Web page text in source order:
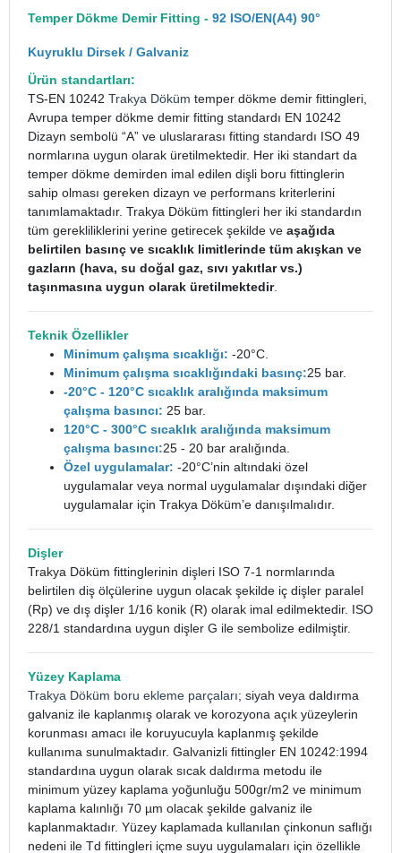
Temper Dökme Demir Fitting - 92 ISO/EN(A4) 90°
Kuyruklu Dirsek / Galvaniz
Ürün standartları:
TS-EN 10242 Trakya Döküm temper dökme demir fittingleri,
Avrupa temper dökme demir fitting standardı EN 10242
Dizayn sembolü “A” ve uluslararası fitting standardı ISO 49
normlarına uygun olarak üretilmektedir. Her iki standart da
temper dökme demirden imal edilen dişli boru fittinglerin
sahip olması gereken dizayn ve performans kriterlerini
tanımlamaktadır. Trakya Döküm fittingleri her iki standardın
tüm gerekliliklerini yerine getirecek şekilde ve aşağıda
belirtilen basınç ve sıcaklık limitlerinde tüm akışkan ve
gazların (hava, su doğal gaz, sıvı yakıtlar vs.)
taşınmasına uygun olarak üretilmektedir.
Teknik Özellikler
Minimum çalışma sıcaklığı: -20°C.
Minimum çalışma sıcaklığındaki basınç:25 bar.
-20°C - 120°C sıcaklık aralığında maksimum
çalışma basıncı: 25 bar.
120°C - 300°C sıcaklık aralığında maksimum
çalışma basıncı:25 - 20 bar aralığında.
Özel uygulamalar: -20°C’nin altındaki özel
uygulamalar veya normal uygulamalar dışındaki diğer
uygulamalar için Trakya Döküm’e danışılmalıdır.
Dişler
Trakya Döküm fittinglerinin dişleri ISO 7-1 normlarında
belirtilen diş ölçülerine uygun olacak şekilde iç dişler paralel
(Rp) ve dış dişler 1/16 konik (R) olarak imal edilmektedir. ISO
228/1 standardına uygun dişler G ile sembolize edilmiştir.
Yüzey Kaplama
Trakya Döküm boru ekleme parçaları; siyah veya daldırma
galvaniz ile kaplanmış olarak ve korozyona açık yüzeylerin
korunması amacı ile koruyucuyla kaplanmış şekilde
kullanıma sunulmaktadır. Galvanizli fittingler EN 10242:1994
standardına uygun olarak sıcak daldırma metodu ile
minimum yüzey kaplama yoğunluğu 500gr/m2 ve minimum
kaplama kalınlığı 70 µm olacak şekilde galvaniz ile
kaplanmaktadır. Yüzey kaplamada kullanılan çinkonun saflığı
nedeni ile Td fittingleri içme suyu uygulamaları için özellikle